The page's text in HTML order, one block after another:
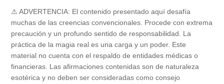
⚠️ ADVERTENCIA: El contenido presentado aquí desafía
muchas de las creencias convencionales. Procede con extrema
precaución y un profundo sentido de responsabilidad. La
práctica de la magia real es una carga y un poder. Este
material no cuenta con el respaldo de entidades médicas o
financieras. Las afirmaciones contenidas son de naturaleza
esotérica y no deben ser consideradas como consejo